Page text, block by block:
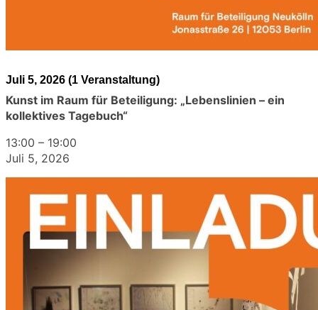
Juli 5, 2026 (1 Veranstaltung)
Kunst im Raum für Beteiligung: „Lebenslinien – ein
kollektives Tagebuch“
13:00 – 19:00
Juli 5, 2026